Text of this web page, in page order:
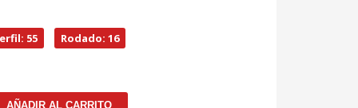
55 Rodado: 16
AÑADIR AL CARRITO